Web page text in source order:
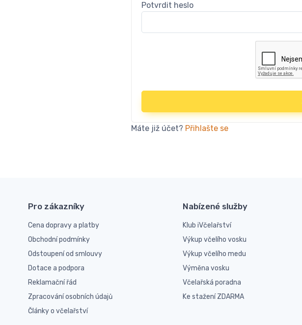
Potvrdit heslo
Máte již účet? Přihlašte se
Pro zákazníky
Cena dopravy a platby
Obchodní podmínky
Odstoupení od smlouvy
Dotace a podpora
Reklamační řád
Zpracování osobních údajů
Články o včelařství
Nabízené služby
Klub iVčelařství
Výkup včelího vosku
Výkup včelího medu
Výměna vosku
Včelařská poradna
Ke stažení ZDARMA